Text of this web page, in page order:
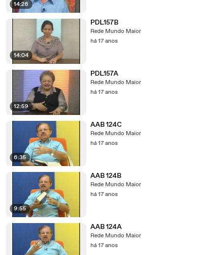
14:26
14:04
PDL157B
Rede Mundo Maior
há 17 anos
12:59
PDL157A
Rede Mundo Maior
há 17 anos
6:35
AAB 124C
Rede Mundo Maior
há 17 anos
9:55
AAB 124B
Rede Mundo Maior
há 17 anos
AAB 124A
Rede Mundo Maior
há 17 anos